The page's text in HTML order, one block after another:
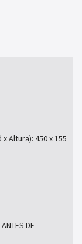
Altura): 450 x 155
DE